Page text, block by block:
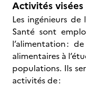
Activités visées
Les ingénieurs
Santé sont
l’alimentation :
alimentaires à
populations. Ils
activités de :